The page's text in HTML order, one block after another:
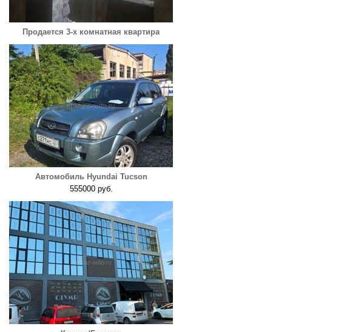
Продается 3-х комнатная квартира
Автомобиль Hyundai Tucson
555000 руб.